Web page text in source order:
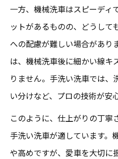
一方、機械洗車はスピーディ
ットがあるものの、どうして
への配慮が難しい場合があり
は、機械洗車後に細かい線キ
りません。手洗い洗車では
い分けなど、プロの技術が安
このように、仕上がりの丁寧
手洗い洗車が適しています。
や高めですが、愛車を大切に